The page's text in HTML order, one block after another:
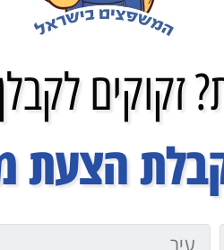
הצעת